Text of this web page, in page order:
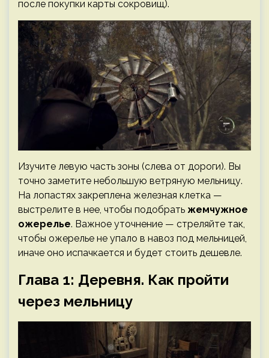
после покупки карты сокровищ).
Изучите левую часть зоны (слева от дороги). Вы
точно заметите небольшую ветряную мельницу.
На лопастях закреплена железная клетка —
выстрелите в нее, чтобы подобрать жемчужное
ожерелье. Важное уточнение — стреляйте так,
чтобы ожерелье не упало в навоз под мельницей,
иначе оно испачкается и будет стоить дешевле.
Глава 1: Деревня. Как пройти
через мельницу